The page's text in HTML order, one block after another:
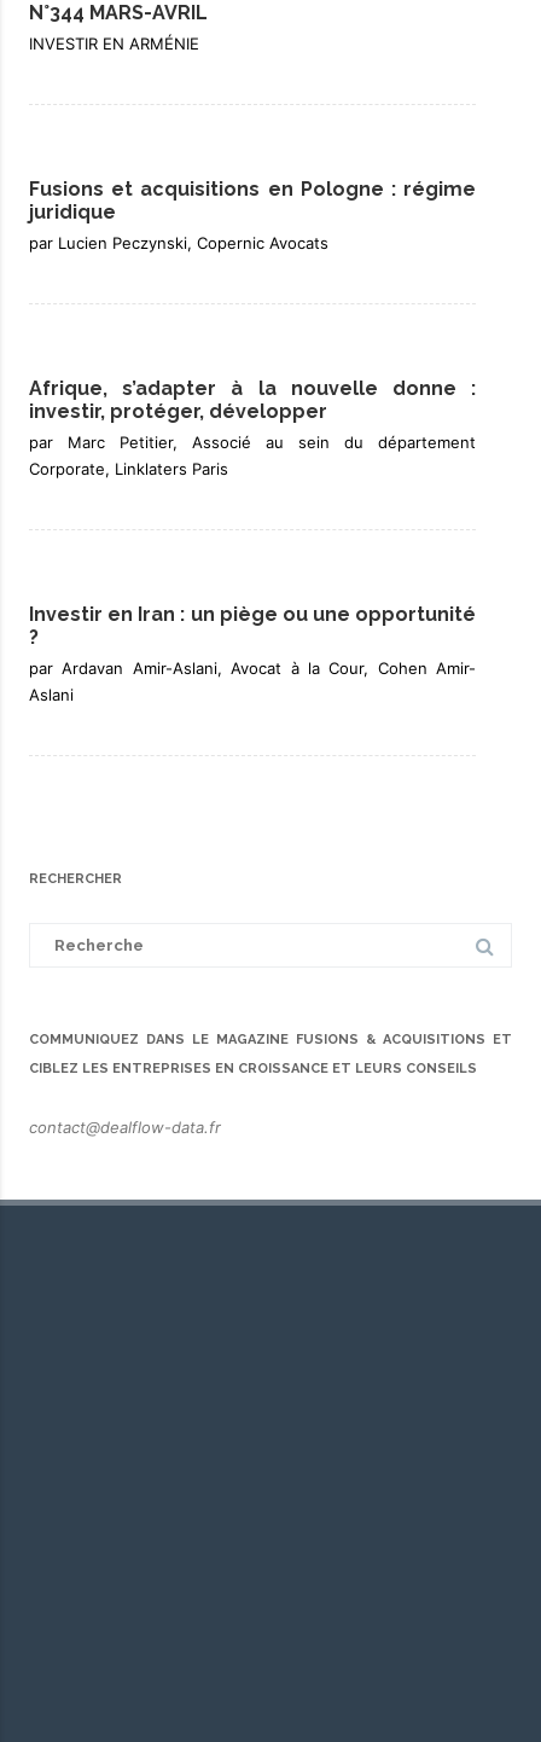
N°344 MARS-AVRIL
INVESTIR EN ARMÉNIE
Fusions et acquisitions en Pologne : régime
juridique
par Lucien Peczynski, Copernic Avocats
Afrique, s’adapter à la nouvelle donne :
investir, protéger, développer
par Marc Petitier, Associé au sein du département
Corporate, Linklaters Paris
Investir en Iran : un piège ou une opportunité
?
par Ardavan Amir-Aslani, Avocat à la Cour, Cohen Amir-
Aslani
RECHERCHER
COMMUNIQUEZ DANS LE MAGAZINE FUSIONS & ACQUISITIONS ET
CIBLEZ LES ENTREPRISES EN CROISSANCE ET LEURS CONSEILS
contact@dealflow-data.fr